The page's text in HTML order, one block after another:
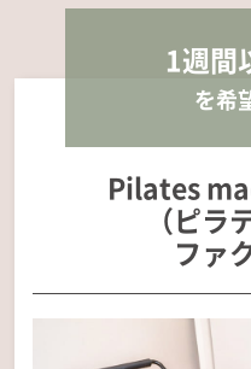
1週間
を希
Pilates
（ピラ
ファ